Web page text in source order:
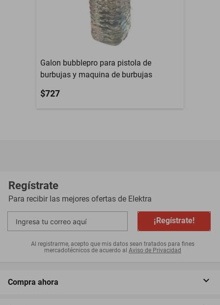
Galon bubblepro para pistola de
burbujas y maquina de burbujas
$727
Regístrate
Para recibir las mejores ofertas de Elektra
¡Regístrate!
Al registrarme, acepto que mis datos sean tratados para fines
mercadotécnicos de acuerdo al Aviso de Privacidad
Compra ahora